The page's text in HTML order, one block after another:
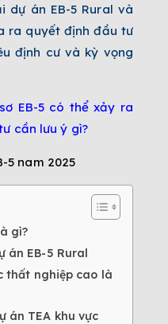
dự án EB-5 Rural và
ra quyết định đầu tư
định cư và kỳ vọng
EB-5 có thể xảy ra
cần lưu ý gì?
gì?
án EB-5 Rural
thất nghiệp cao là
án TEA khu vực